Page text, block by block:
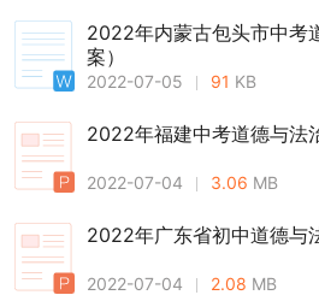
2022年内蒙古包头市中考
案）
2022-07-05 91 KB
2022年福建中考道德与法
2022-07-04 3.06 MB
2022年广东省初中道德与
2022-07-04 2.08 MB